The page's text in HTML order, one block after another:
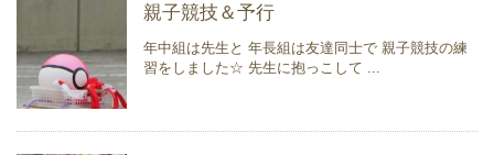
親子競技＆予行
年中組は先生と 年長組は友達同士で 親子競技の練
習をしました☆ 先生に抱っこして ...